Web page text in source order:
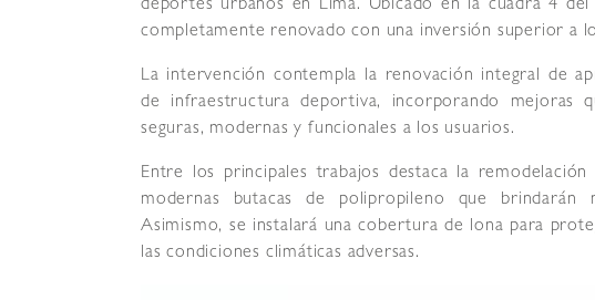
deportes urbanos en Lima. Ubicado en la cuadra 4
completamente renovado con una inversión superior a
La intervención contempla la renovación integral de
de infraestructura deportiva, incorporando mejoras
seguras, modernas y funcionales a los usuarios.
Entre los principales trabajos destaca la
modernas butacas de polipropileno que brindarán
Asimismo, se instalará una cobertura de lona para
las condiciones climáticas adversas.